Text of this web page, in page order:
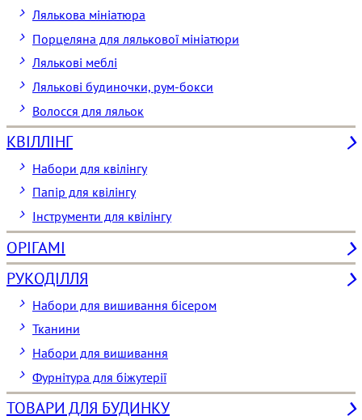
Лялькова мініатюра
Порцеляна для лялькової мініатюри
Лялькові меблі
Лялькові будиночки, рум-бокси
Волосся для ляльок
КВІЛЛІНГ
Набори для квілінгу
Папір для квілінгу
Інструменти для квілінгу
ОРІГАМІ
РУКОДІЛЛЯ
Набори для вишивання бісером
Тканини
Набори для вишивання
Фурнітура для біжутерії
ТОВАРИ ДЛЯ БУДИНКУ